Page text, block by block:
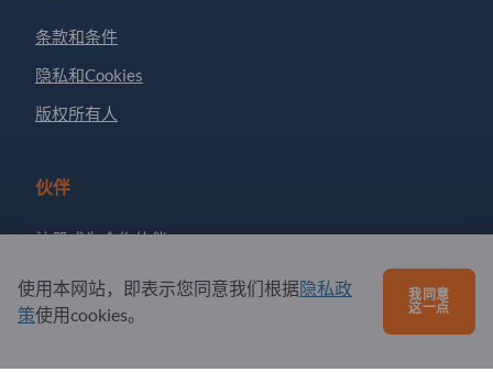
条款和条件
隐私和Cookies
版权所有人
伙伴
注册成为合作伙伴
订阅新闻
使用本网站，即表示您同意我们根据隐私政
策使用cookies。
我同意
这一点